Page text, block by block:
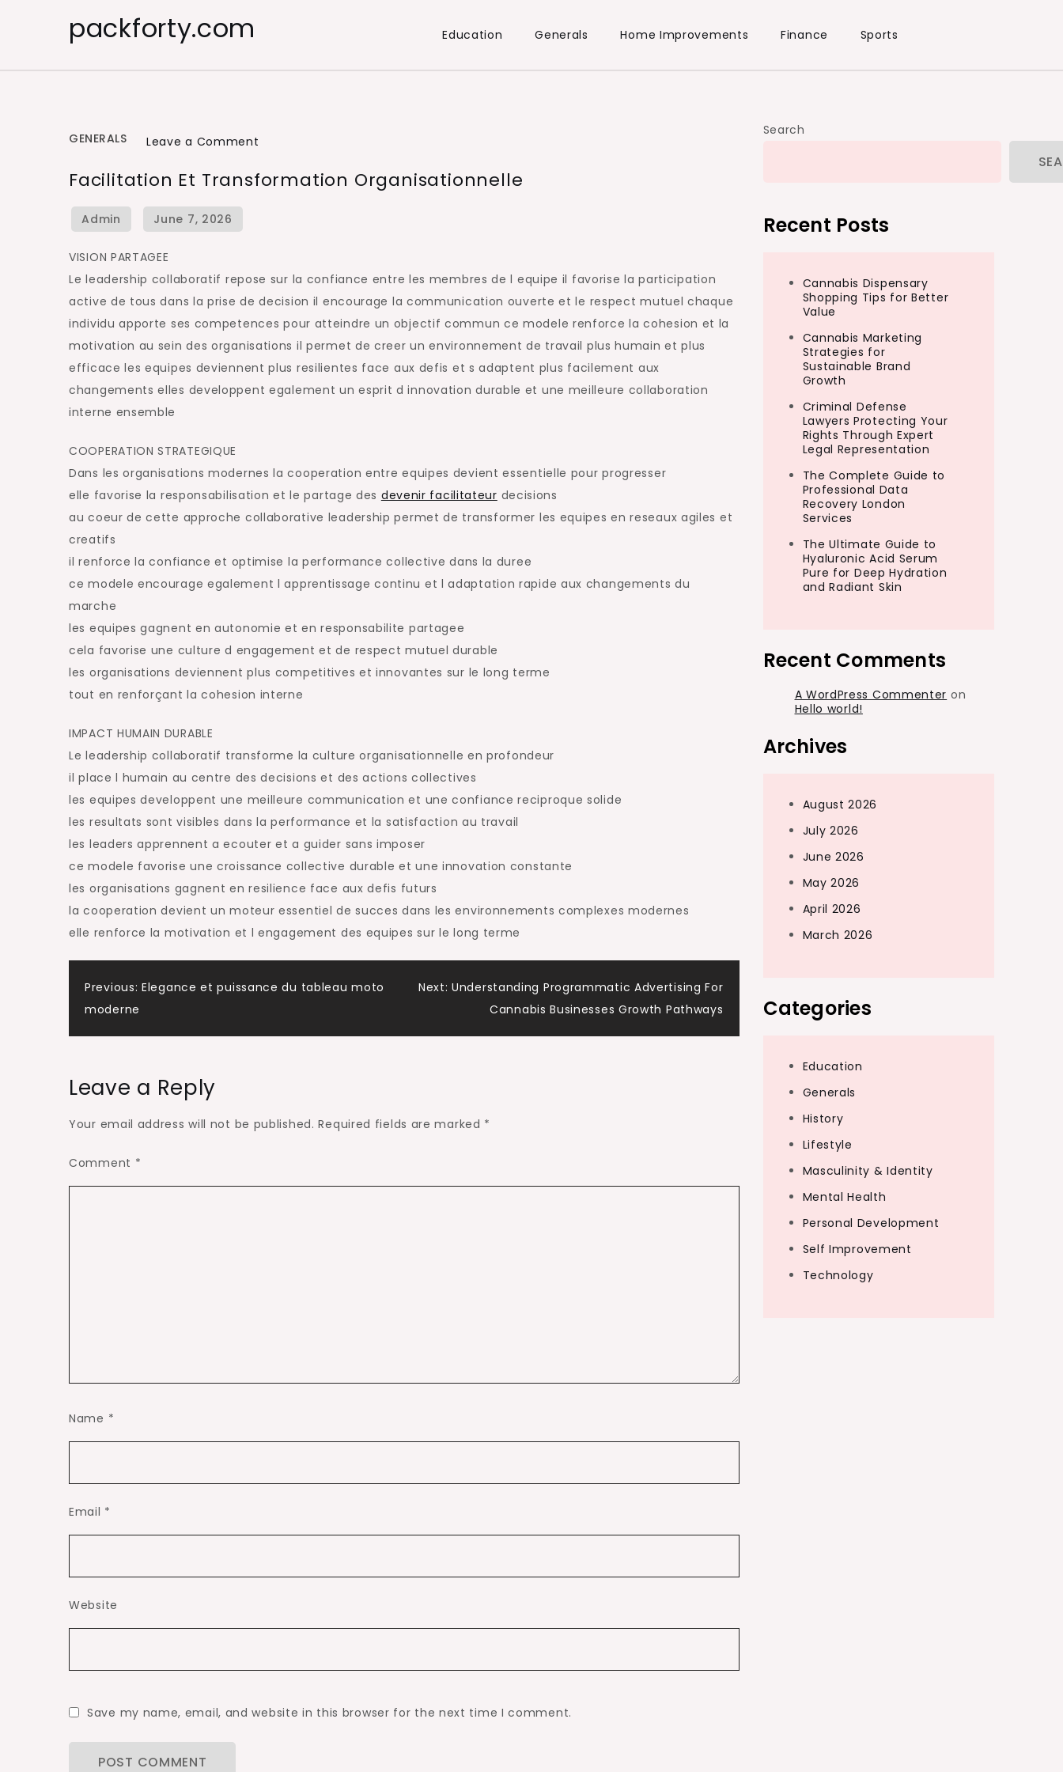
packforty.com Education Generals Home Improvements Finance Sports
GENERALS Leave a Comment
et
Facilitation Et Transformation Organisationnelle
VISION PARTAGEE
Le leadership collaboratif repose sur la confiance entre les membres de l equipe il favorise la participation
active de tous dans la prise de decision il encourage la communication ouverte et le respect mutuel chaque
individu apporte ses competences pour atteindre un objectif commun ce modele renforce la cohesion et la
motivation au sein des organisations il permet de creer un environnement de travail plus humain et plus
efficace les equipes deviennent plus resilientes face aux defis et s adaptent plus facilement aux
changements elles developpent egalement un esprit d innovation durable et une meilleure collaboration
interne ensemble
COOPERATION STRATEGIQUE
Dans les organisations modernes la cooperation entre equipes devient essentielle pour progresser
elle favorise la responsabilisation et le partage des devenir facilitateur decisions
au coeur de cette approche collaborative leadership permet de transformer les equipes en reseaux agiles et
creatifs
il renforce la confiance et optimise la performance collective dans la duree
ce modele encourage egalement l apprentissage continu et l adaptation rapide aux changements du
marche
les equipes gagnent en autonomie et en responsabilite partagee
cela favorise une culture d engagement et de respect mutuel durable
les organisations deviennent plus competitives et innovantes sur le long terme
tout en renforçant la cohesion interne
IMPACT HUMAIN DURABLE
Le leadership collaboratif transforme la culture organisationnelle en profondeur
il place l humain au centre des decisions et des actions collectives
les equipes developpent une meilleure communication et une confiance reciproque solide
les resultats sont visibles dans la performance et la satisfaction au travail
les leaders apprennent a ecouter et a guider sans imposer
ce modele favorise une croissance collective durable et une innovation constante
les organisations gagnent en resilience face aux defis futurs
la cooperation devient un moteur essentiel de succes dans les environnements complexes modernes
elle renforce la motivation et l engagement des equipes sur le long terme
Post
navigation
Previous: Elegance et puissance du tableau moto
moderne
Next: Understanding Programmatic Advertising For
Cannabis Businesses Growth Pathways
Leave a Reply
Your email address will not be published. Required fields are marked *
Comment *
Name *
Email *
Website
Save my name, email, and website in this browser for the next time I comment.
Search
Recent Posts
Cannabis Dispensary
Shopping Tips for Better
Value
Cannabis Marketing
Strategies for
Sustainable Brand
Growth
Criminal Defense
Lawyers Protecting Your
Rights Through Expert
Legal Representation
The Complete Guide to
Professional Data
Recovery London
Services
The Ultimate Guide to
Hyaluronic Acid Serum
Pure for Deep Hydration
and Radiant Skin
Recent Comments
A WordPress Commenter on
Hello world!
Archives
August 2026
July 2026
June 2026
May 2026
April 2026
March 2026
Categories
Education
Generals
History
Lifestyle
Masculinity & Identity
Mental Health
Personal Development
Self Improvement
Technology